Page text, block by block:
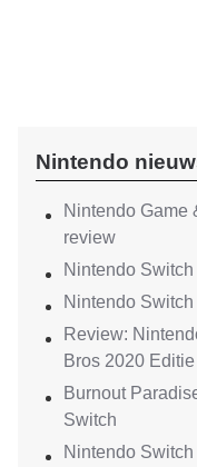
Nintendo
Nintendo Game
review
Nintendo
Nintendo
Review:
Bros 2020 Editie
Burnout
Switch
Nintendo